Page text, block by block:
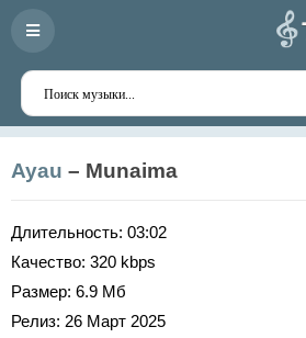
Ayau – Munaima
Длительность: 03:02
Качество: 320 kbps
Размер: 6.9 Мб
Релиз: 26 Март 2025